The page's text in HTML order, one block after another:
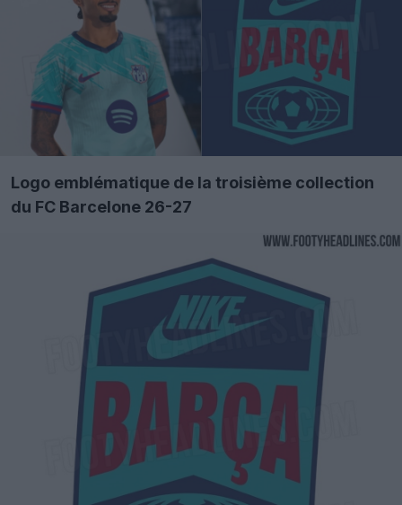
Logo emblématique de la troisième collection
du FC Barcelone 26-27